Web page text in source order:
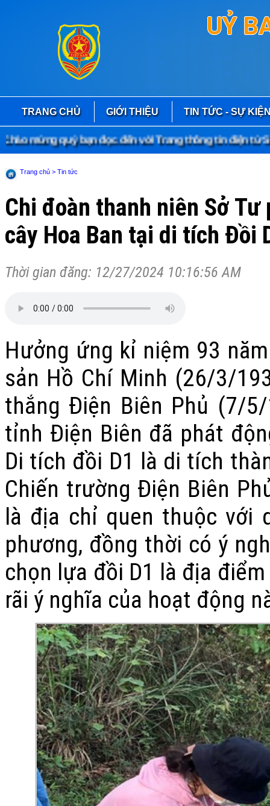
UỶ
TRANG CHỦ GIỚI THIỆU TIN TỨC - SỰ
mừng quý bạn đọc đến với Trang thông tin điện tử Sở
Trang chủ > Tin tức
Chi đoàn thanh niên Sở
cây Hoa Ban tại di tích Đồi
Thời gian đăng: 12/27/2024 10:16:56 AM
Hưởng ứng kỉ niệm 93
sản Hồ Chí Minh (26/3/
thắng Điện Biên Phủ (7/
tỉnh Điện Biên đã phát
Di tích đồi D1 là di tích
Chiến trường Điện Biên
là địa chỉ quen thuộc với
phương, đồng thời có ý
chọn lựa đồi D1 là địa
rãi ý nghĩa của hoạt động